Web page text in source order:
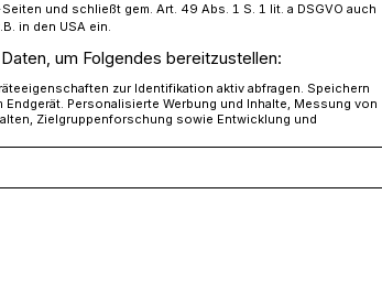
Landtagswahl an
an Briefwählern
in
beantragt und auf
zuvor bei einer
von 29,15 Prozent
und schließt gem. Art. 49 Abs. 1 S. 1 lit. a DSGVO auch
in den USA ein.
um Folgendes bereitzustellen:
zur Identifikation aktiv abfragen. Speichern
Personalisierte Werbung und Inhalte, Messung von
Zielgruppenforschung sowie Entwicklung und